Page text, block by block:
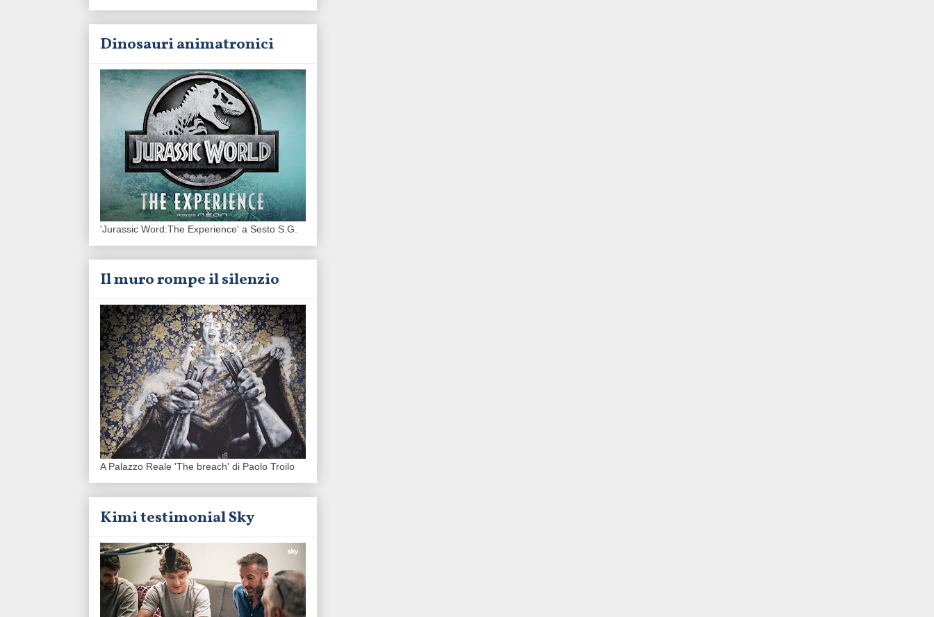
Dinosauri animatronici
'Jurassic Word:The Experience' a Sesto S.G.
Il muro rompe il silenzio
A Palazzo Reale 'The breach' di Paolo Troilo
Kimi testimonial Sky